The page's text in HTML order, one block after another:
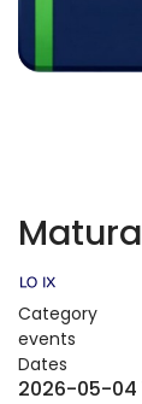
Category
events
Dates
2026-05-04